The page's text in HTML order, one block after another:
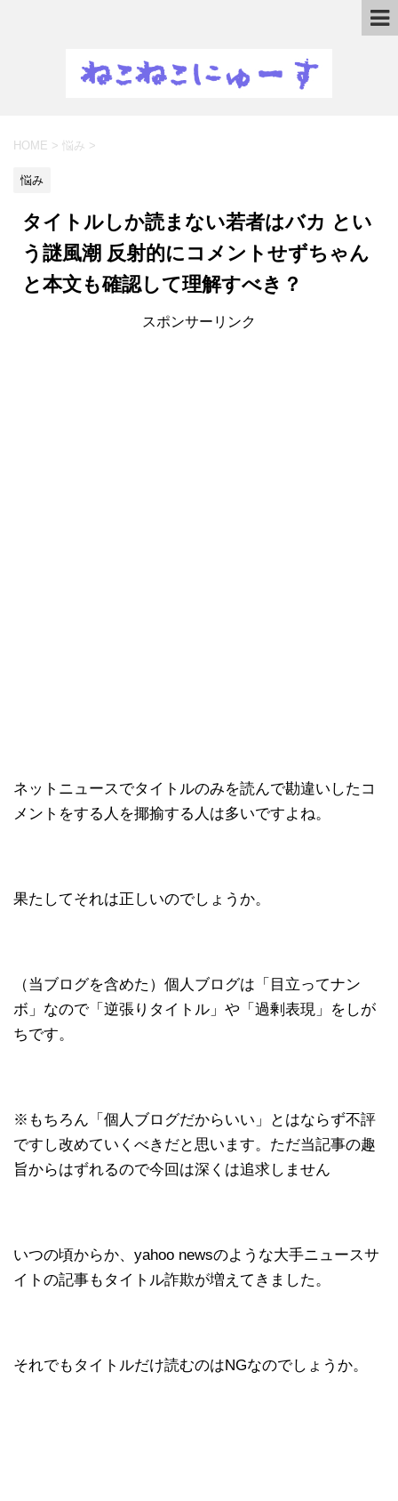
HOME > 悩み >
悩み
タイトルしか読まない若者はバカ とい
う謎風潮 反射的にコメントせずちゃん
と本文も確認して理解すべき？
スポンサーリンク
ネットニュースでタイトルのみを読んで勘違いしたコ
メントをする人を揶揄する人は多いですよね。
果たしてそれは正しいのでしょうか。
（当ブログを含めた）個人ブログは「目立ってナン
ボ」なので「逆張りタイトル」や「過剰表現」をしが
ちです。
※もちろん「個人ブログだからいい」とはならず不評
ですし改めていくべきだと思います。ただ当記事の趣
旨からはずれるので今回は深くは追求しません
いつの頃からか、yahoo newsのような大手ニュースサ
イトの記事もタイトル詐欺が増えてきました。
それでもタイトルだけ読むのはNGなのでしょうか。